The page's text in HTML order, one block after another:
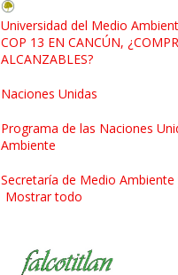
Universidad del Medio
COP 13 EN CANCÚN,
ALCANZABLES?
Naciones Unidas
Programa de las Naciones
Ambiente
Secretaría de Medio
Mostrar todo